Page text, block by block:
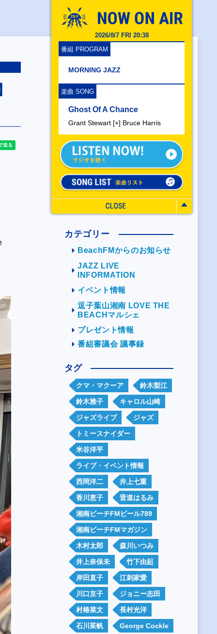
2026/8/7 FRI 20:38
番組 PROGRAM
MORNING JAZZ
楽曲 SONG
Ghost Of A Chance
Grant Stewart [+] Bruce Harris
カテゴリー
BeachFMからのお知らせ
JAZZ LIVE
INFORMATION
イベント情報
逗子葉山湘南 LOVE THE
BEACHマルシェ
プレゼント情報
番組審議会 議事録
タグ
クマ・マクーア 鈴木梨江
鈴木雅子 キャロル山崎
ジャズライブ ジャズ
トミースナイダー
米谷洋平
ライブ・イベント情報
西岡洋二 井上七重
香川恵子 晋道はるみ
湘南ビーチFMビール789
湘南ビーチFMマガジン
木村太郎 森川いつみ
井上奈保未 竹下由起
岸田直子 江刺家愛
川口京子 ジョニー志田
村椿菜文 長村光洋
石川茱帆 George Cockle